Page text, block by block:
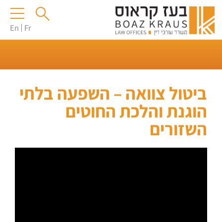
En Fr
ביטול צוואה – השפעה בלתי
הוגנת והלכת החוטים
השזורים